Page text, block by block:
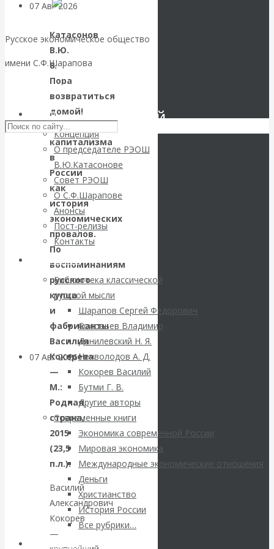
Русское экономическое общество
имени С.Ф.Шарапова
Skip to content
РЭОШ
Концепция
О председателе РЭОШ
В.Ю.Катасонове
Совет РЭОШ
О С.Ф.Шарапове
Анонсы
Пост-релизы
Контакты
Библиотека
Библиотека классической
русской мысли
Шарапов Сергей Федорович
Соловьев Владимир
Данилевский Н. Я.
Нечволодов А. Д.
Кокорев Василий
Бутми Г. В.
Другие авторы
Современные книги
Экономика современной России
Мировая экономика
Международные экономические отношения
Деньги
Христианство
История России
Все рубрики…
Авторы РЭОШ
07 Авг 2026
Валентин
Катасонов.
Инвестиционный
кризис в России.
Проедаем
основной
капитал, но
строим
грандиозные
планы
07 Авг 2026Постижение
истории
ВАлентин
КАтасонов. К
112-летию
начала Первой
мировой войны:
Катасонов
В.Ю.
8.
Пора
возвратиться
домой!
Становление
капитализма
в
России
как
история
экономических
провалов.
По
воспоминаниям
русского
купца
и
фабриканты
Василия
Кокорева.
—
М.:
Родная
страна,
2015
(23,5
п.л.).
Василий
Александрович
Кокорев
—